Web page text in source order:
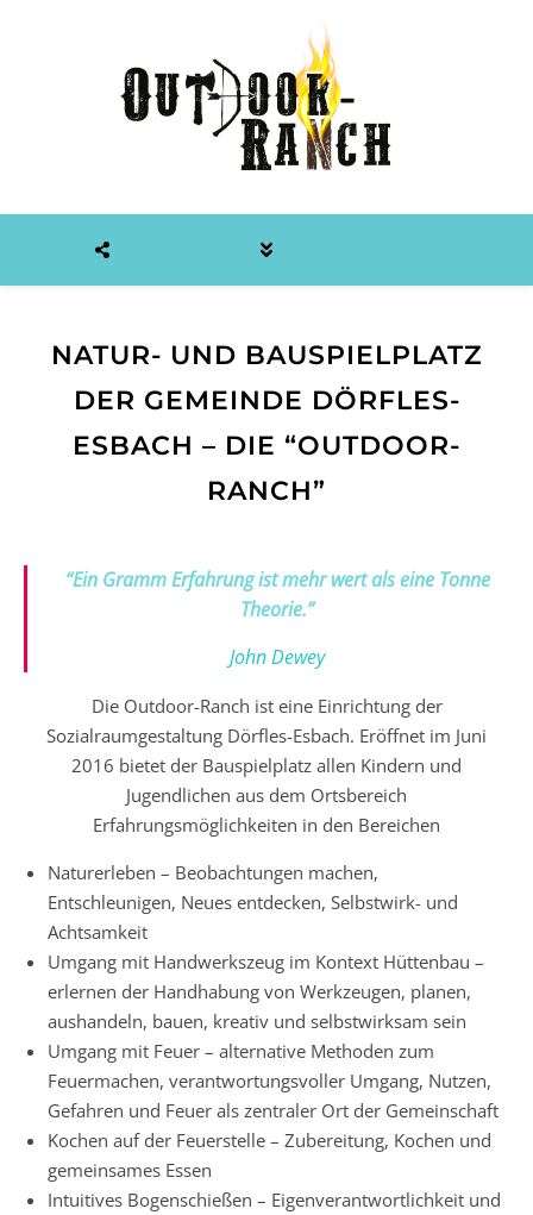
NATUR- UND BAUSPIELPLATZ
DER GEMEINDE DÖRFLES-
ESBACH – DIE “OUTDOOR-
RANCH”
“Ein Gramm Erfahrung ist mehr wert als eine Tonne
Theorie.”
John Dewey
Die Outdoor-Ranch ist eine Einrichtung der
Sozialraumgestaltung Dörfles-Esbach. Eröffnet im Juni
2016 bietet der Bauspielplatz allen Kindern und
Jugendlichen aus dem Ortsbereich
Erfahrungsmöglichkeiten in den Bereichen
Naturerleben – Beobachtungen machen,
Entschleunigen, Neues entdecken, Selbstwirk- und
Achtsamkeit
Umgang mit Handwerkszeug im Kontext Hüttenbau –
erlernen der Handhabung von Werkzeugen, planen,
aushandeln, bauen, kreativ und selbstwirksam sein
Umgang mit Feuer – alternative Methoden zum
Feuermachen, verantwortungsvoller Umgang, Nutzen,
Gefahren und Feuer als zentraler Ort der Gemeinschaft
Kochen auf der Feuerstelle – Zubereitung, Kochen und
gemeinsames Essen
Intuitives Bogenschießen – Eigenverantwortlichkeit und